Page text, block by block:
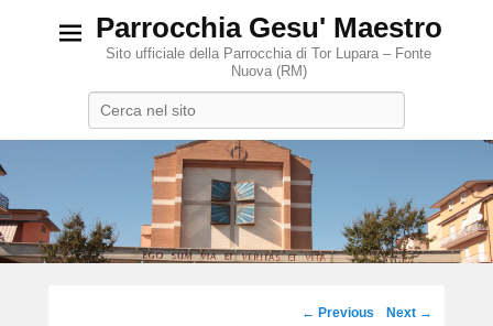
Parrocchia Gesu' Maestro
Sito ufficiale della Parrocchia di Tor Lupara – Fonte
Nuova (RM)
Post
← Previous Next →